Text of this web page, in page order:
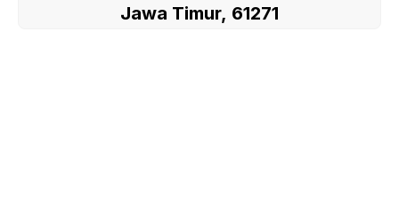
Jawa Timur, 61271